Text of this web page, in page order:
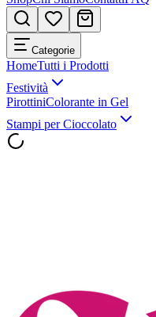
Categorie
HomeTutti i Prodotti
Festività
PirottiniColorante in Gel
Stampi per Cioccolato